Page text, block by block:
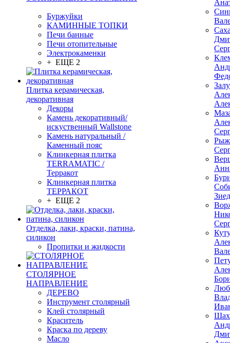
Буржуйки
КАМИННЫЕ ТОПКИ
Печи банные
Печи отопительные
Электрокаменки
+ ЕЩЕ 2
Плитка керамическая,
декоративная
Декоры
Камень декоративный/
искуственный Wallstone
Камень натуральный /
Каменный пояс
Клинкерная плитка
TERRAMATIC /
Терракот
Клинкерная плитка
ТЕРРАКОТ
+ ЕЩЕ 2
Отделка, лаки, краски, патина,
силикон
Пропитки и жидкости
СТОЛЯРНОЕ
НАПРАВЛЕНИЕ
ДЕРЕВО
Инструмент столярный
Клей столярный
Краситель
Краска по дереву
Масло